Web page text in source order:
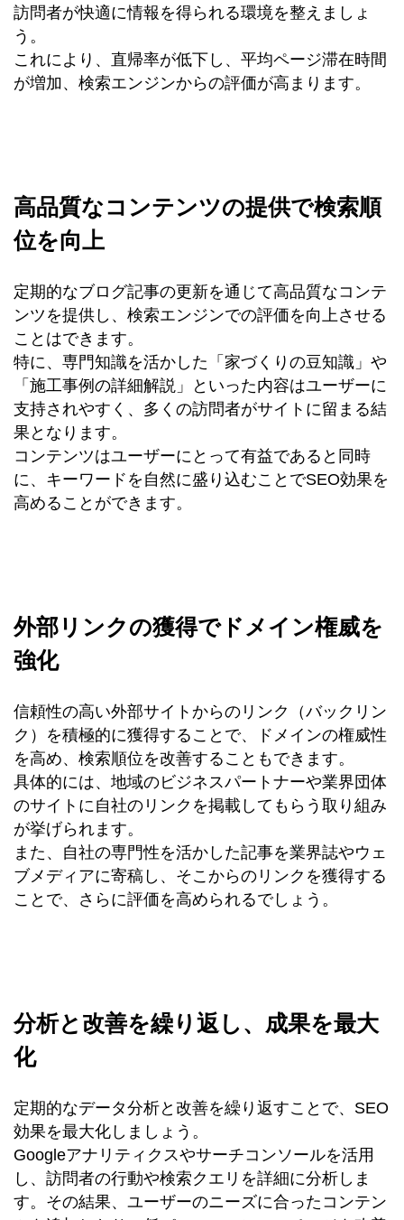
訪問者が快適に情報を得られる環境を整えましょ
う。
これにより、直帰率が低下し、平均ページ滞在時間
が増加、検索エンジンからの評価が高まります。
高品質なコンテンツの提供で検索順
位を向上
定期的なブログ記事の更新を通じて高品質なコンテ
ンツを提供し、検索エンジンでの評価を向上させる
ことはできます。
特に、専門知識を活かした「家づくりの豆知識」や
「施工事例の詳細解説」といった内容はユーザーに
支持されやすく、多くの訪問者がサイトに留まる結
果となります。
コンテンツはユーザーにとって有益であると同時
に、キーワードを自然に盛り込むことでSEO効果を
高めることができます。
外部リンクの獲得でドメイン権威を
強化
信頼性の高い外部サイトからのリンク（バックリン
ク）を積極的に獲得することで、ドメインの権威性
を高め、検索順位を改善することもできます。
具体的には、地域のビジネスパートナーや業界団体
のサイトに自社のリンクを掲載してもらう取り組み
が挙げられます。
また、自社の専門性を活かした記事を業界誌やウェ
ブメディアに寄稿し、そこからのリンクを獲得する
ことで、さらに評価を高められるでしょう。
分析と改善を繰り返し、成果を最大
化
定期的なデータ分析と改善を繰り返すことで、SEO
効果を最大化しましょう。
Googleアナリティクスやサーチコンソールを活用
し、訪問者の行動や検索クエリを詳細に分析しま
す。その結果、ユーザーのニーズに合ったコンテン